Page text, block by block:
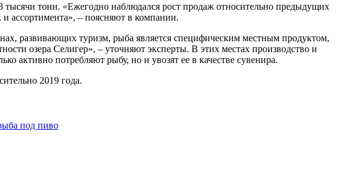
тонн. «Ежегодно наблюдался рост продаж относительно предыдущих
и ассортимента», – поясняют в компании.
развивающих туризм, рыба является специфическим местным продуктом,
озера Селигер», – уточняют эксперты. В этих местах производство и
активно потребляют рыбу, но и увозят ее в качестве сувенира.
2019 года.
под пиво